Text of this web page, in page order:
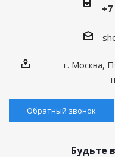
г. Москва,
Обратный звонок
Будьте